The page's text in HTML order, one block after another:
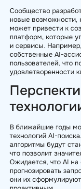
Сообщество
новые возможности,
может привести к
платформ, которые
и сервисы.
собственные AI-
пользователей, что
удовлетворенности
В ближайшие годы
технологий AI-
алгоритмы будут
что позволит
Ожидается, что AI
прогнозировать
они их